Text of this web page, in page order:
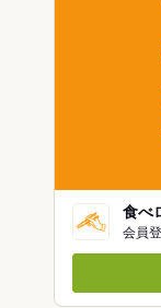
食べ
会員